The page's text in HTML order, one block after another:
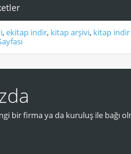
,ekitap indir, kitap arşivi, kitap indir
bir firma ya da kuruluş ile bağı